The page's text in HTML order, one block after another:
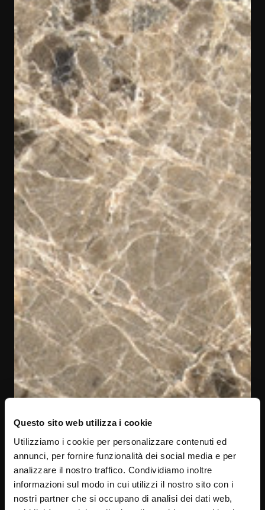
Questo sito web utilizza i cookie
Utilizziamo i cookie per personalizzare contenuti ed
annunci, per fornire funzionalità dei social media e per
analizzare il nostro traffico. Condividiamo inoltre
informazioni sul modo in cui utilizzi il nostro sito con i
nostri partner che si occupano di analisi dei dati web,